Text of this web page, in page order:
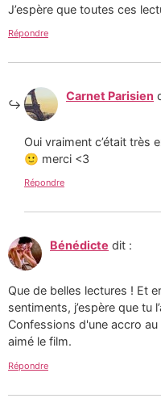
J’espère que toutes ces
Répondre
Carnet Parisien
Oui vraiment c’était très
🙂 merci <3
Répondre
Bénédicte dit :
Que de belles lectures ! Et
sentiments, j’espère que tu
Confessions d'une accro
aimé le film.
Répondre